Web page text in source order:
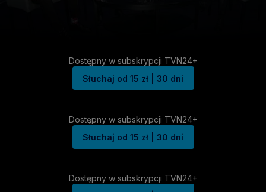
Dostępny w subskrypcji TVN24+
Słuchaj od 15 zł | 30 dni
Dostępny w subskrypcji TVN24+
Słuchaj od 15 zł | 30 dni
Dostępny w subskrypcji TVN24+